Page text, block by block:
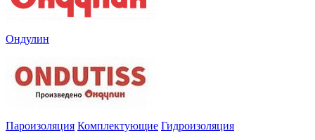
Ондулин
Пароизоляция Комплектующие Гидроизоляция